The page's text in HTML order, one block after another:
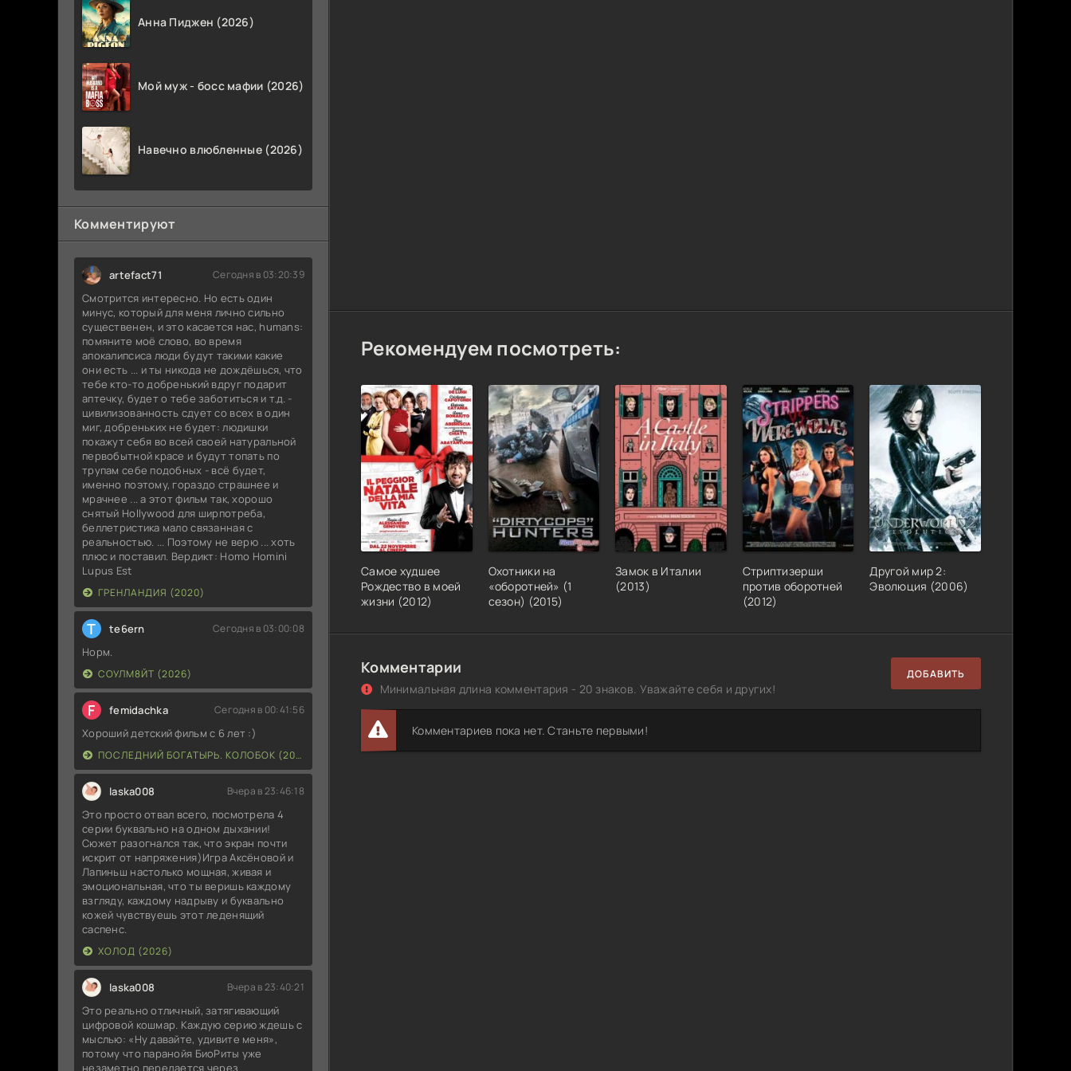
Анна Пиджен (2026)
Мой муж - босс мафии (2026)
Навечно влюбленные (2026)
Комментируют
artefact71 Сегодня в 03:20:39
Смотрится интересно. Но есть один
минус, который для меня лично сильно
существенен, и это касается нас, humans:
помяните моё слово, во время
апокалипсиса люди будут такими какие
они есть ... и ты никода не дождёшься, что
тебе кто-то добренький вдруг подарит
аптечку, будет о тебе заботиться и т.д. -
цивилизованность сдует со всех в один
миг, добреньких не будет: людишки
покажут себя во всей своей натуральной
первобытной красе и будут топать по
трупам себе подобных - всё будет,
именно поэтому, гораздо страшнее и
мрачнее ... а этот фильм так, хорошо
снятый Hollywood для ширпотреба,
беллетристика мало связанная с
реальностью. ... Поэтому не верю ... хоть
плюс и поставил. Вердикт: Homo Homini
Lupus Est
ГРЕНЛАНДИЯ (2020)
T te6ern Сегодня в 03:00:08
Норм.
СОУЛМ8ЙТ (2026)
F femidachka Сегодня в 00:41:56
Хороший детский фильм с 6 лет :)
ПОСЛЕДНИЙ БОГАТЫРЬ. КОЛОБОК (2026)
laska008 Вчера в 23:46:18
Это просто отвал всего, посмотрела 4
серии буквально на одном дыхании!
Сюжет разогнался так, что экран почти
искрит от напряжения)Игра Аксёновой и
Лапиньш настолько мощная, живая и
эмоциональная, что ты веришь каждому
взгляду, каждому надрыву и буквально
кожей чувствуешь этот леденящий
саспенс.
ХОЛОД (2026)
laska008 Вчера в 23:40:21
Это реально отличный, затягивающий
цифровой кошмар. Каждую серию ждешь с
мыслью: «Ну давайте, удивите меня»,
потому что паранойя БиоРиты уже
незаметно передается через
Рекомендуем посмотреть:
Самое худшее
Рождество в моей
жизни (2012)
Охотники на
«оборотней» (1
сезон) (2015)
Замок в Италии
(2013)
Стриптизерши
против оборотней
(2012)
Другой мир 2:
Эволюция (2006)
Комментарии
Минимальная длина комментария - 20 знаков. Уважайте себя и других!
ДОБАВИТЬ
Комментариев пока нет. Станьте первыми!